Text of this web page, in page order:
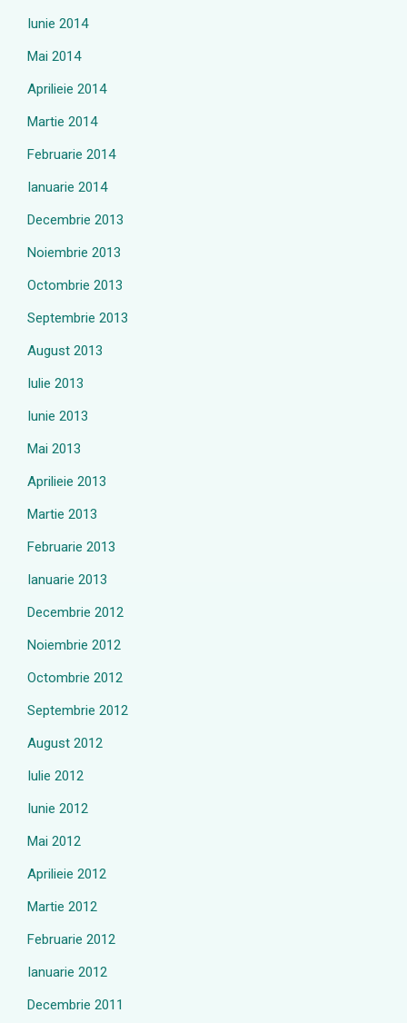
Iunie 2014
Mai 2014
Aprilieie 2014
Martie 2014
Februarie 2014
Ianuarie 2014
Decembrie 2013
Noiembrie 2013
Octombrie 2013
Septembrie 2013
August 2013
Iulie 2013
Iunie 2013
Mai 2013
Aprilieie 2013
Martie 2013
Februarie 2013
Ianuarie 2013
Decembrie 2012
Noiembrie 2012
Octombrie 2012
Septembrie 2012
August 2012
Iulie 2012
Iunie 2012
Mai 2012
Aprilieie 2012
Martie 2012
Februarie 2012
Ianuarie 2012
Decembrie 2011